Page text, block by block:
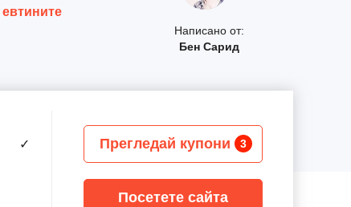
Написано от:
Бен Сарид
евтините
✓ Прегледай купони 3
Посетете сайта